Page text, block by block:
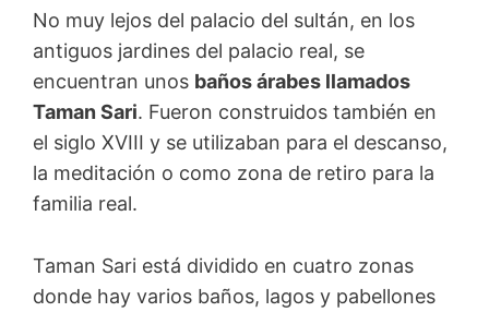
No muy lejos del palacio del sultán, en los
antiguos jardines del palacio real, se
encuentran unos baños árabes llamados
Taman Sari. Fueron construidos también en
el siglo XVIII y se utilizaban para el descanso,
la meditación o como zona de retiro para la
familia real.
Taman Sari está dividido en cuatro zonas
donde hay varios baños, lagos y pabellones